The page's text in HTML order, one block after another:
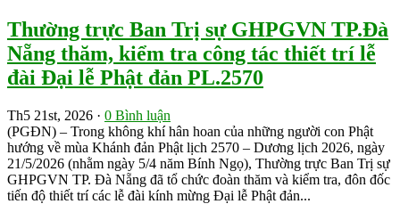
Thường trực Ban Trị sự GHPGVN TP.Đà
Nẵng thăm, kiểm tra công tác thiết trí lễ
đài Đại lễ Phật đản PL.2570
Th5 21st, 2026 · 0 Bình luận
(PGĐN) – Trong không khí hân hoan của những người con Phật
hướng về mùa Khánh đản Phật lịch 2570 – Dương lịch 2026, ngày
21/5/2026 (nhằm ngày 5/4 năm Bính Ngọ), Thường trực Ban Trị sự
GHPGVN TP. Đà Nẵng đã tổ chức đoàn thăm và kiểm tra, đôn đốc
tiến độ thiết trí các lễ đài kính mừng Đại lễ Phật đản...